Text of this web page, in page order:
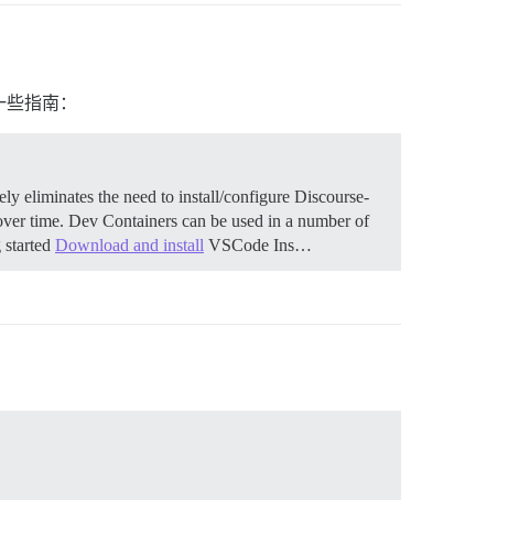
指南：
eliminates the need to install/configure Discourse-
time. Dev Containers can be used in a number of
Download and install VSCode Ins…